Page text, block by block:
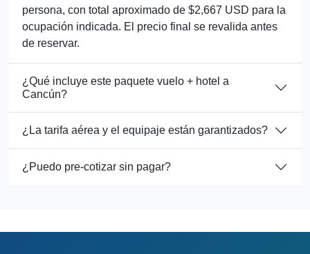
persona, con total aproximado de $2,667 USD para la
ocupación indicada. El precio final se revalida antes
de reservar.
¿Qué incluye este paquete vuelo + hotel a
Cancún?
¿La tarifa aérea y el equipaje están garantizados?
¿Puedo pre-cotizar sin pagar?